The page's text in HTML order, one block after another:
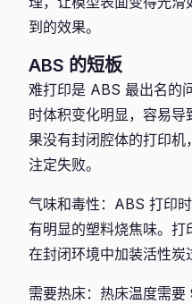
到的效果。
ABS 的短板
难打印是 ABS 最出名的
时体积变化明显，容易
果没有封闭腔体的打印
注定失败。
气味和毒性：ABS 打印
有明显的塑料烧焦味。
在封闭环境中加装活性炭
需要热床：热床温度需要